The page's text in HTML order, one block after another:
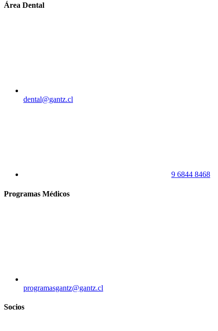
Área Dental
dental@gantz.cl
9 6844 8468
Programas Médicos
programasgantz@gantz.cl
Socios